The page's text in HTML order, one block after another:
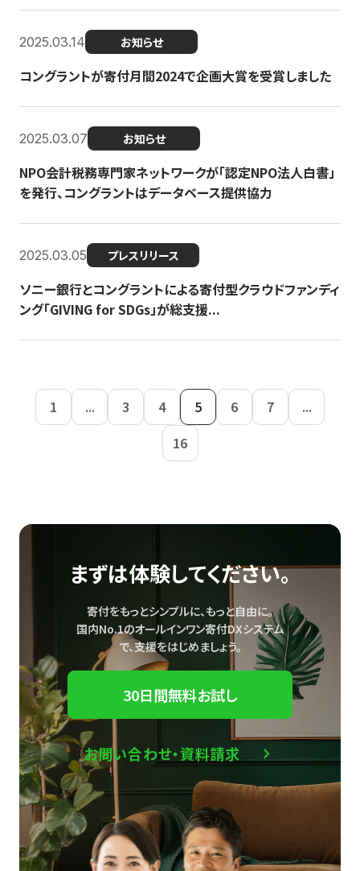
2025.03.14 お知らせ
コングラントが寄付月間2024で企画大賞を受賞しました
2025.03.07 お知らせ
NPO会計税務専門家ネットワークが「認定NPO法人白書」
を発行、コングラントはデータベース提供協力
2025.03.05 プレスリリース
ソニー銀行とコングラントによる寄付型クラウドファンディ
ング「GIVING for SDGs」が総支援...
1 ... 3 4 5 6 7
...
16
まずは体験してください。
寄付をもっとシンプルに、もっと自由に。
国内No.1のオールインワン寄付DXシステム
で、支援をはじめましょう。
30日間無料お試し
お問い合わせ・資料請求